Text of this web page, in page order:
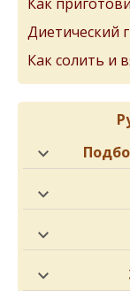
Диетический
Как солить и